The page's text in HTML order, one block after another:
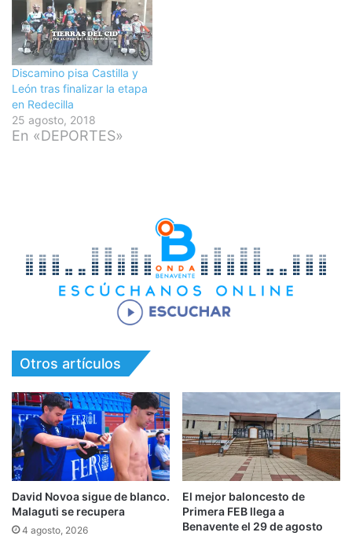
Discamino pisa Castilla y
León tras finalizar la etapa
en Redecilla
25 agosto, 2018
En «DEPORTES»
Otros artículos
David Novoa sigue de blanco.
Malaguti se recupera
4 agosto, 2026
El mejor baloncesto de
Primera FEB llega a
Benavente el 29 de agosto